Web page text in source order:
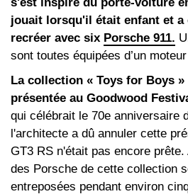
jouait lorsqu'il était enfant et a
recréer avec six Porsche 911.
sont toutes équipées d’un
La collection « Toys for Boys
présentée au Goodwood
qui célébrait le 70e anniversaire
l'architecte a dû annuler cette
GT3 RS n'était pas encore
des Porsche de cette collection
entreposées pendant environ